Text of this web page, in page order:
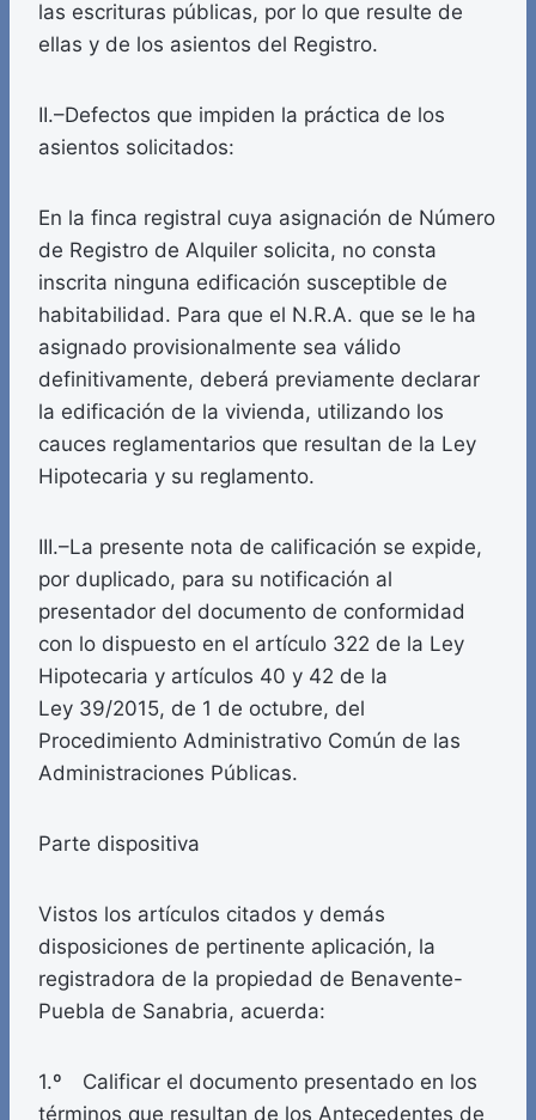
las escrituras públicas, por lo que resulte de
ellas y de los asientos del Registro.
II.–Defectos que impiden la práctica de los
asientos solicitados:
En la finca registral cuya asignación de Número
de Registro de Alquiler solicita, no consta
inscrita ninguna edificación susceptible de
habitabilidad. Para que el N.R.A. que se le ha
asignado provisionalmente sea válido
definitivamente, deberá previamente declarar
la edificación de la vivienda, utilizando los
cauces reglamentarios que resultan de la Ley
Hipotecaria y su reglamento.
III.–La presente nota de calificación se expide,
por duplicado, para su notificación al
presentador del documento de conformidad
con lo dispuesto en el artículo 322 de la Ley
Hipotecaria y artículos 40 y 42 de la
Ley 39/2015, de 1 de octubre, del
Procedimiento Administrativo Común de las
Administraciones Públicas.
Parte dispositiva
Vistos los artículos citados y demás
disposiciones de pertinente aplicación, la
registradora de la propiedad de Benavente-
Puebla de Sanabria, acuerda:
1.º Calificar el documento presentado en los
términos que resultan de los Antecedentes de